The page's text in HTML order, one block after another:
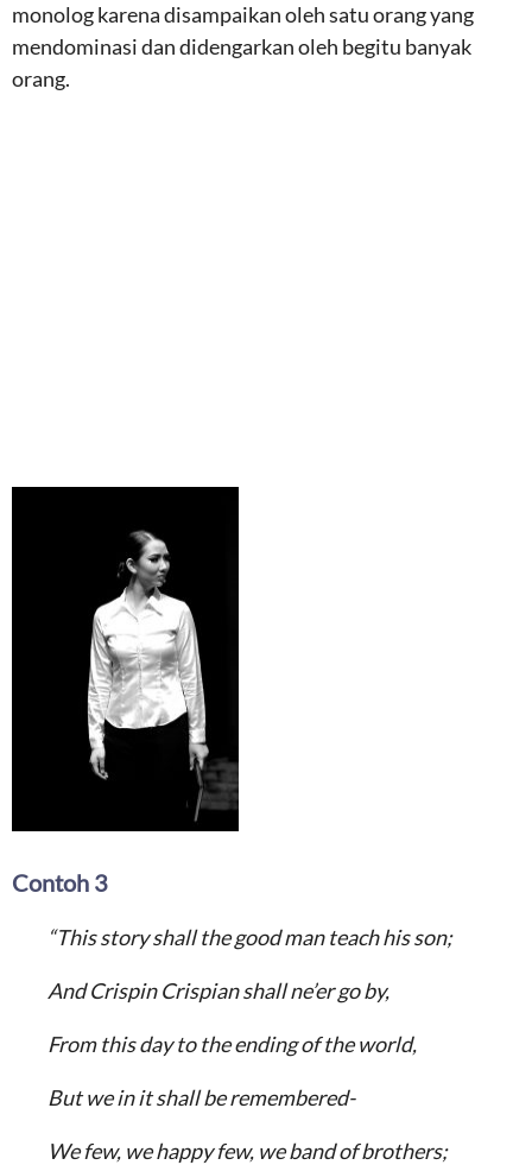
monolog karena disampaikan oleh satu orang yang
mendominasi dan didengarkan oleh begitu banyak
orang.
Contoh 3
“This story shall the good man teach his son;
And Crispin Crispian shall ne’er go by,
From this day to the ending of the world,
But we in it shall be remembered-
We few, we happy few, we band of brothers;